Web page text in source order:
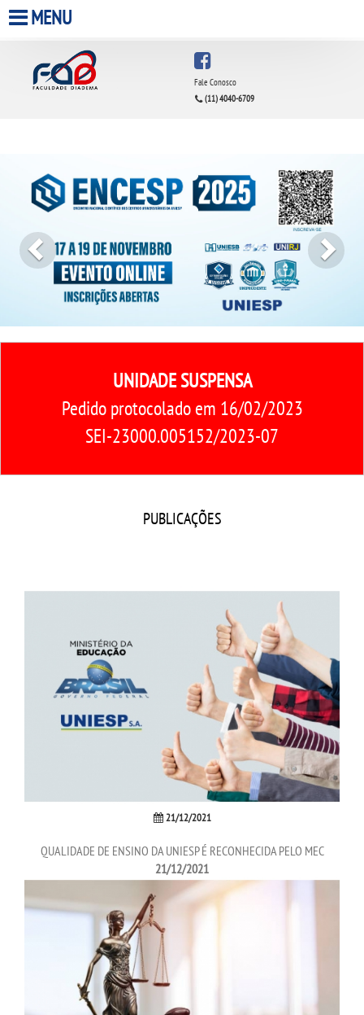
QUEM SOMOS
INFRAESTRUTURA
BIBLIOTECA
CPSA
LICENCIATURAS
TECNOLÓGICOS
VESTIBULAR
INSCREVA-SE
MATRÍCULA
EDITAL
EDITAL - ADENDO 1
PUBLICAÇÕES
MENU
Fale Conosco
(11) 4040-6709
UNIDADE SUSPENSA
Pedido protocolado em 16/02/2023
SEI-23000.005152/2023-07
PUBLICAÇÕES
21/12/2021
QUALIDADE DE ENSINO DA UNIESP É RECONHECIDA PELO MEC
21/12/2021